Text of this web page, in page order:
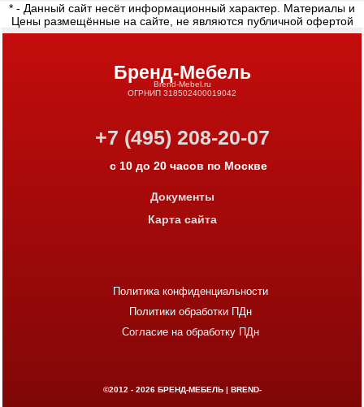
* - Данный сайт несёт информационный характер. Материалы и
Цены размещённые на сайте, не являются публичной офертой
Бренд-Мебель
Brend-Mebel.ru
ОГРНИП 318502400019042
Политика конфиденциальности
Политики обработки ПДн
Согласие на обработку ПДн
©2012 - 2026БРЕНД-МЕБЕЛЬ | BREND-
+7 (495) 208-20-07
с 10 до 20 часов по Москве
Документы
Карта сайта